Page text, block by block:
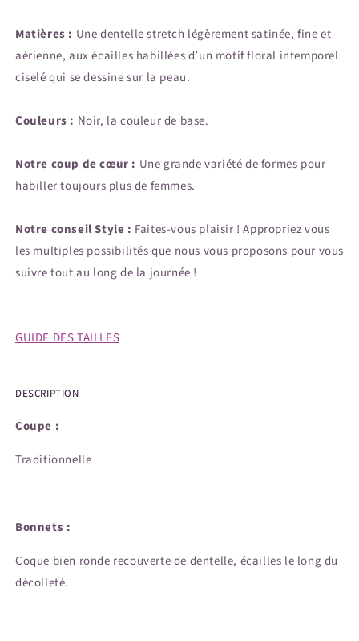
Matières : Une dentelle stretch légèrement satinée, fine et
aérienne, aux écailles habillées d’un motif floral intemporel
ciselé qui se dessine sur la peau.
Couleurs : Noir, la couleur de base.
Notre coup de cœur : Une grande variété de formes pour
habiller toujours plus de femmes.
Notre conseil Style : Faites-vous plaisir ! Appropriez vous
les multiples possibilités que nous vous proposons pour vous
suivre tout au long de la journée !
GUIDE DES TAILLES
DESCRIPTION
Coupe :
Traditionnelle
Bonnets :
Coque bien ronde recouverte de dentelle, écailles le long du
décolleté.